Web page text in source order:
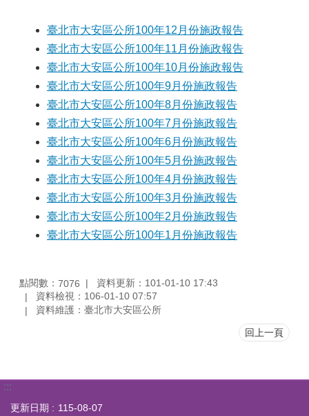
臺北市大安區公所100年12月份施政報告
臺北市大安區公所100年11月份施政報告
臺北市大安區公所100年10月份施政報告
臺北市大安區公所100年9月份施政報告
臺北市大安區公所100年8月份施政報告
臺北市大安區公所100年7月份施政報告
臺北市大安區公所100年6月份施政報告
臺北市大安區公所100年5月份施政報告
臺北市大安區公所100年4月份施政報告
臺北市大安區公所100年3月份施政報告
臺北市大安區公所100年2月份施政報告
臺北市大安區公所100年1月份施政報告
點閱數： 7076
資料更新：101-01-10 17:43
資料檢視：106-01-10 07:57
資料維護：臺北市大安區公所
回上一頁
:::
更新日期 115-08-07